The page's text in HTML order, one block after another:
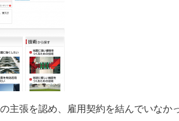
主張を認め、雇用契約を結んでいなか